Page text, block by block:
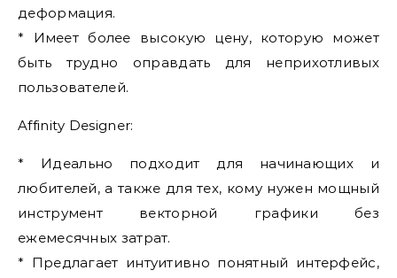
деформация.
* Имеет более высокую цену, которую может
быть трудно оправдать для неприхотливых
пользователей.
Affinity Designer:
* Идеально подходит для начинающих и
любителей, а также для тех, кому нужен мощный
инструмент векторной графики без
ежемесячных затрат.
* Предлагает интуитивно понятный интерфейс,